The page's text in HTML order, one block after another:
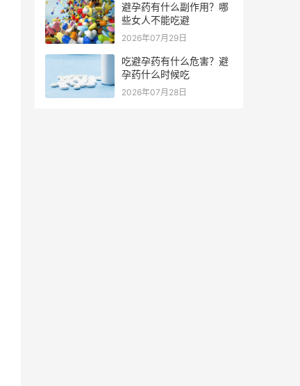
避孕药有什么副作用？哪
些女人不能吃避
2026年07月29日
吃避孕药有什么危害？避
孕药什么时候吃
2026年07月28日